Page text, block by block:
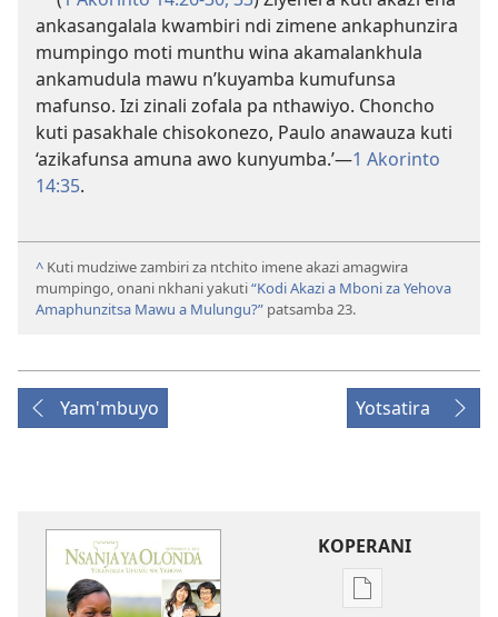
ankasangalala kwambiri ndi zimene ankaphunzira
mumpingo moti munthu wina akamalankhula
ankamudula mawu n’kuyamba kumufunsa
mafunso. Izi zinali zofala pa nthawiyo. Choncho
kuti pasakhale chisokonezo, Paulo anawauza kuti
‘azikafunsa amuna awo kunyumba.’​—1 Akorinto
14:35.
^ Kuti mudziwe zambiri za ntchito imene akazi amagwira
mumpingo, onani nkhani yakuti“Kodi Akazi a Mboni za Yehova
Amaphunzitsa Mawu a Mulungu?” patsamba 23.
Yam'mbuyo Yotsatira
KOPERANI
Pangani